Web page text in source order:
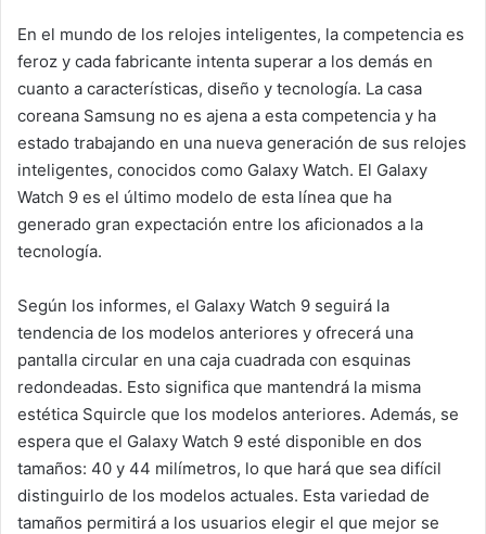
En el mundo de los relojes inteligentes, la competencia es
feroz y cada fabricante intenta superar a los demás en
cuanto a características, diseño y tecnología. La casa
coreana Samsung no es ajena a esta competencia y ha
estado trabajando en una nueva generación de sus relojes
inteligentes, conocidos como Galaxy Watch. El Galaxy
Watch 9 es el último modelo de esta línea que ha
generado gran expectación entre los aficionados a la
tecnología.
Según los informes, el Galaxy Watch 9 seguirá la
tendencia de los modelos anteriores y ofrecerá una
pantalla circular en una caja cuadrada con esquinas
redondeadas. Esto significa que mantendrá la misma
estética Squircle que los modelos anteriores. Además, se
espera que el Galaxy Watch 9 esté disponible en dos
tamaños: 40 y 44 milímetros, lo que hará que sea difícil
distinguirlo de los modelos actuales. Esta variedad de
tamaños permitirá a los usuarios elegir el que mejor se